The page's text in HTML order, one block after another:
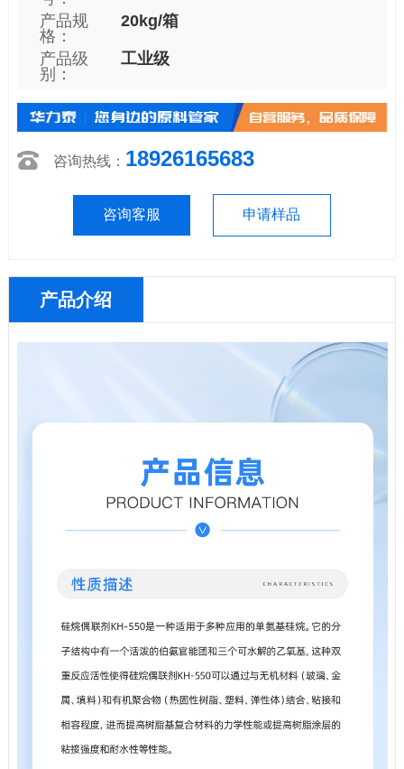
产品规
格：
20kg/箱
产品级
别：
工业级
咨询热线： 18926165683
咨询客服 申请样品
产品介绍